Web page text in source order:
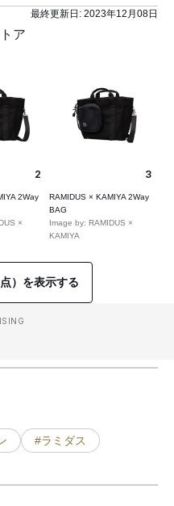
最終更新日: 2023年12月08日
ア
2
2Way
×
3
RAMIDUS × KAMIYA 2Way
BAG
Image by: RAMIDUS ×
KAMIYA
）を表示する
#ラミダス